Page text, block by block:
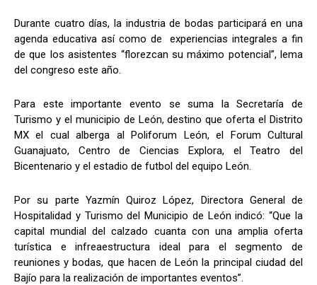
Durante cuatro días, la industria de bodas participará en una
agenda educativa así como de experiencias integrales a fin
de que los asistentes “florezcan su máximo potencial”, lema
del congreso este año.
Para este importante evento se suma la Secretaría de
Turismo y el municipio de León, destino que oferta el Distrito
MX el cual alberga al Poliforum León, el Forum Cultural
Guanajuato, Centro de Ciencias Explora, el Teatro del
Bicentenario y el estadio de futbol del equipo León.
Por su parte Yazmín Quiroz López, Directora General de
Hospitalidad y Turismo del Municipio de León indicó: “Que la
capital mundial del calzado cuanta con una amplia oferta
turística e infreaestructura ideal para el segmento de
reuniones y bodas, que hacen de León la principal ciudad del
Bajío para la realización de importantes eventos”.